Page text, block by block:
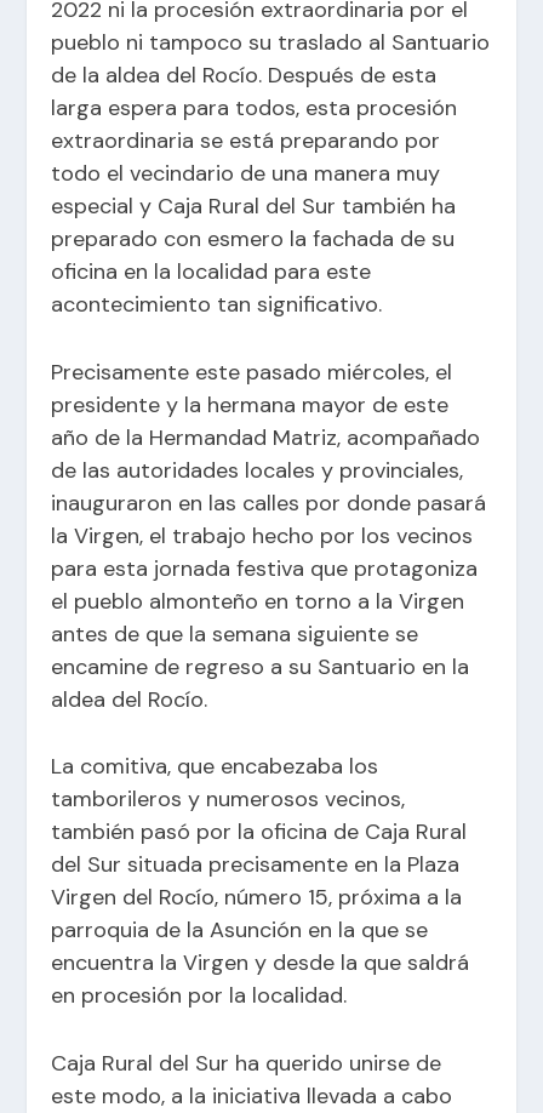
2022 ni la procesión extraordinaria por el
pueblo ni tampoco su traslado al Santuario
de la aldea del Rocío. Después de esta
larga espera para todos, esta procesión
extraordinaria se está preparando por
todo el vecindario de una manera muy
especial y Caja Rural del Sur también ha
preparado con esmero la fachada de su
oficina en la localidad para este
acontecimiento tan significativo.
Precisamente este pasado miércoles, el
presidente y la hermana mayor de este
año de la Hermandad Matriz, acompañado
de las autoridades locales y provinciales,
inauguraron en las calles por donde pasará
la Virgen, el trabajo hecho por los vecinos
para esta jornada festiva que protagoniza
el pueblo almonteño en torno a la Virgen
antes de que la semana siguiente se
encamine de regreso a su Santuario en la
aldea del Rocío.
La comitiva, que encabezaba los
tamborileros y numerosos vecinos,
también pasó por la oficina de Caja Rural
del Sur situada precisamente en la Plaza
Virgen del Rocío, número 15, próxima a la
parroquia de la Asunción en la que se
encuentra la Virgen y desde la que saldrá
en procesión por la localidad.
Caja Rural del Sur ha querido unirse de
este modo, a la iniciativa llevada a cabo